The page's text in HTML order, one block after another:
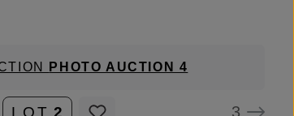
PHOTO AUCTION 4
LOT 2 3